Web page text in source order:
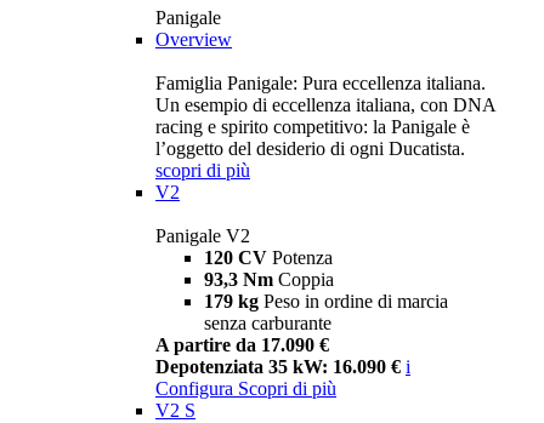
Panigale
Overview
Famiglia Panigale: Pura eccellenza italiana.
Un esempio di eccellenza italiana, con DNA
racing e spirito competitivo: la Panigale è
l’oggetto del desiderio di ogni Ducatista.
scopri di più
V2
Panigale V2
120 CV Potenza
93,3 Nm Coppia
179 kg Peso in ordine di marcia
senza carburante
A partire da 17.090 €
Depotenziata 35 kW: 16.090 € i
Configura Scopri di più
V2 S